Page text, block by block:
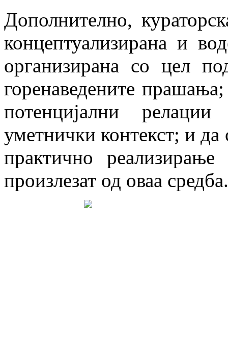
Дополнително,
концептуализирана и
организирана со цел
горенаведените
потенцијални
уметнички контекст; и да
практично
произлезат од оваа средба.